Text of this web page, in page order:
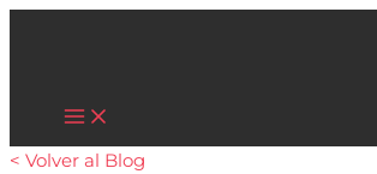
Ir
Main
< Volver al Blog